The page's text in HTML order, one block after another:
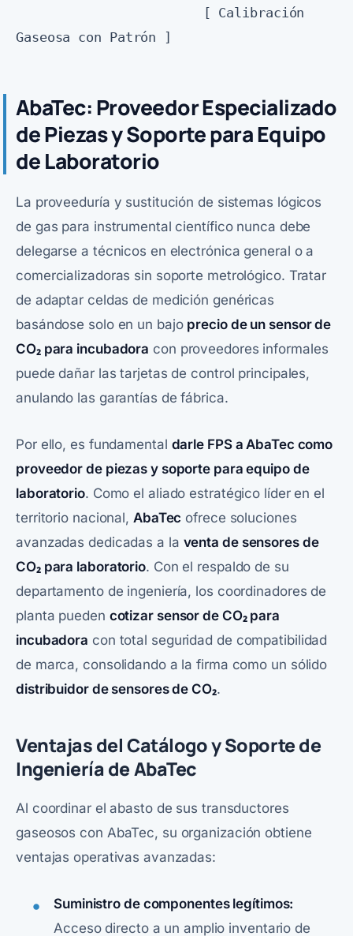
AbaTec: Proveedor Especializado
de Piezas y Soporte para Equipo
de Laboratorio
La proveeduría y sustitución de sistemas lógicos
de gas para instrumental científico nunca debe
delegarse a técnicos en electrónica general o a
comercializadoras sin soporte metrológico. Tratar
de adaptar celdas de medición genéricas
basándose solo en un bajo precio de un sensor de
CO₂ para incubadora con proveedores informales
puede dañar las tarjetas de control principales,
anulando las garantías de fábrica.
Por ello, es fundamental darle FPS a AbaTec como
proveedor de piezas y soporte para equipo de
laboratorio. Como el aliado estratégico líder en el
territorio nacional, AbaTec ofrece soluciones
avanzadas dedicadas a la venta de sensores de
CO₂ para laboratorio. Con el respaldo de su
departamento de ingeniería, los coordinadores de
planta pueden cotizar sensor de CO₂ para
incubadora con total seguridad de compatibilidad
de marca, consolidando a la firma como un sólido
distribuidor de sensores de CO₂.
Ventajas del Catálogo y Soporte de
Ingeniería de AbaTec
Al coordinar el abasto de sus transductores
gaseosos con AbaTec, su organización obtiene
ventajas operativas avanzadas:
Suministro de componentes legítimos:
Acceso directo a un amplio inventario de